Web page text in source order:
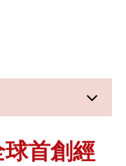
球首創經